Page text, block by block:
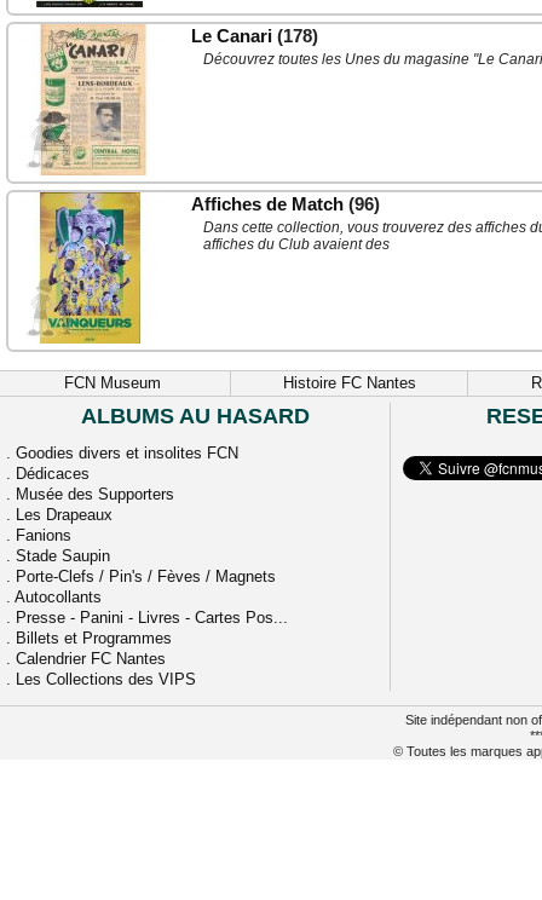
Le Canari (178)
Découvrez toutes les Unes du magasine "Le
Affiches de Match (96)
Dans cette collection, vous trouverez des affiches
affiches du Club avaient des
FCN Museum Histoire FC Nantes
ALBUMS AU HASARD
Goodies divers et insolites FCN
Dédicaces
Musée des Supporters
Les Drapeaux
Fanions
Stade Saupin
Porte-Clefs / Pin's / Fèves / Magnets
Autocollants
Presse - Panini - Livres - Cartes Pos...
Billets et Programmes
Calendrier FC Nantes
Les Collections des VIPS
Site indépendant non
© Toutes les marques